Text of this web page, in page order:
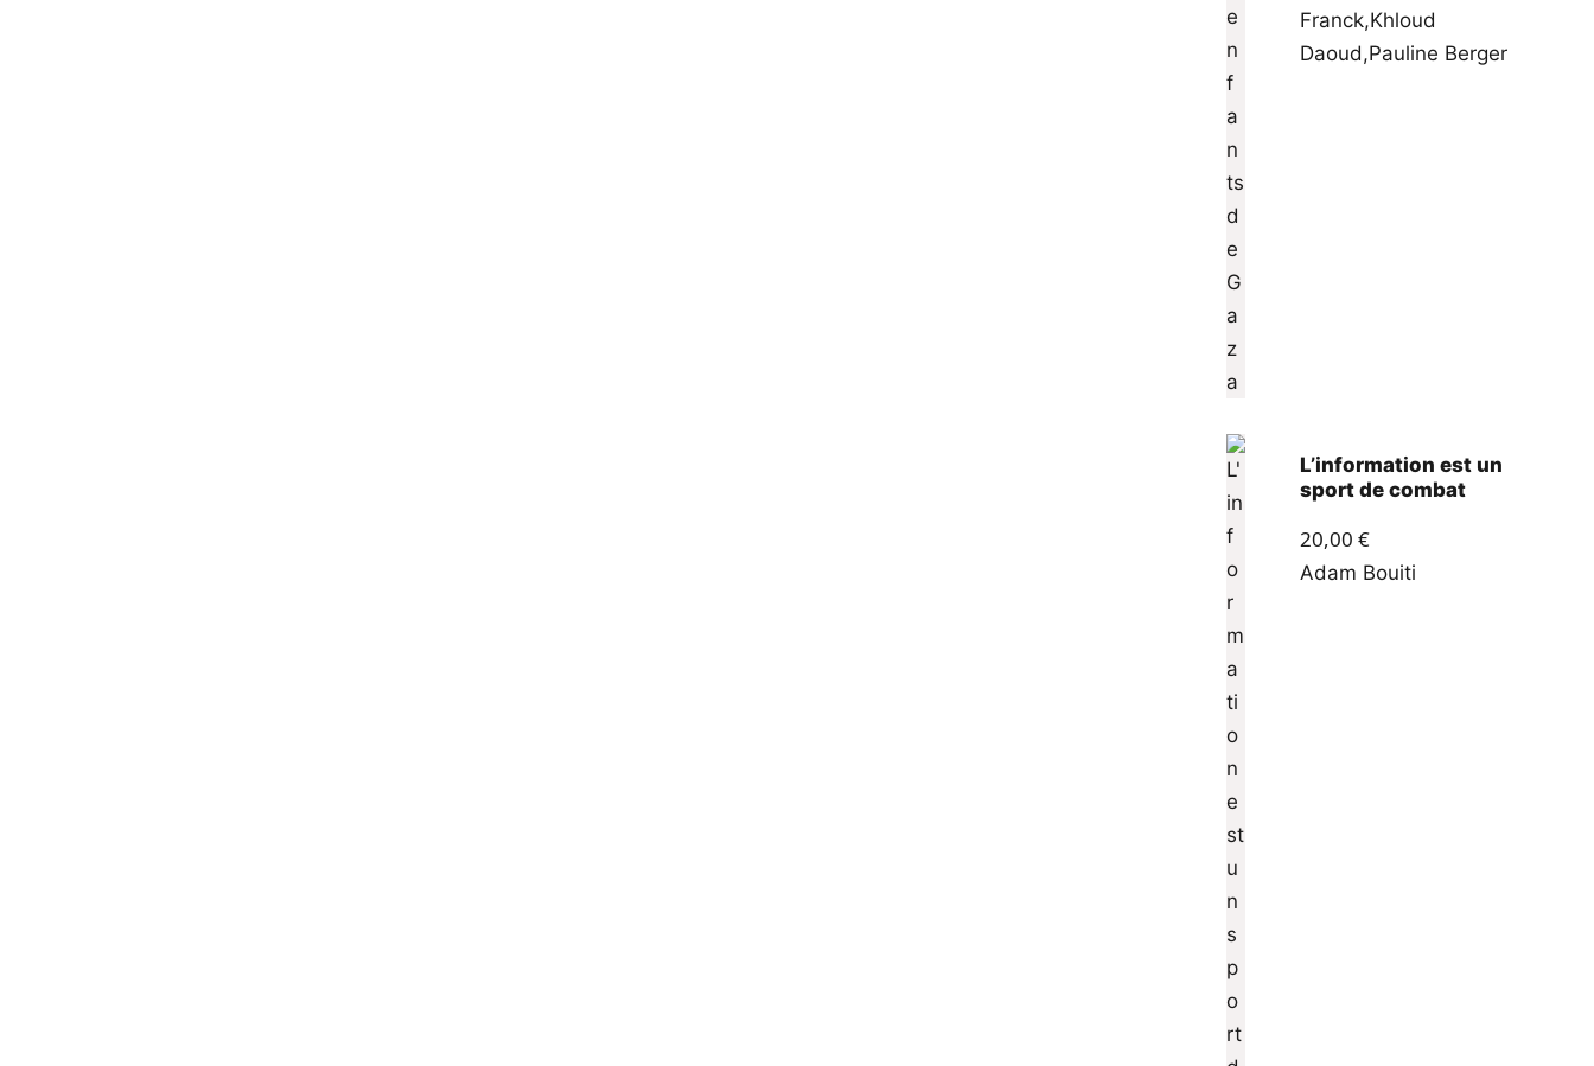
Franck,Khloud
Daoud,Pauline Berger
L’information est un
sport de combat
20,00 €
Adam Bouiti